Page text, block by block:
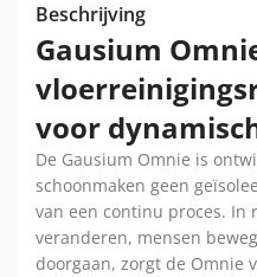
Beschrijving
Gausium
voor
De Gausium Omnie is
schoonmaken geen
van een continu proces. In
veranderen, mensen
doorgaan, zorgt de Omnie